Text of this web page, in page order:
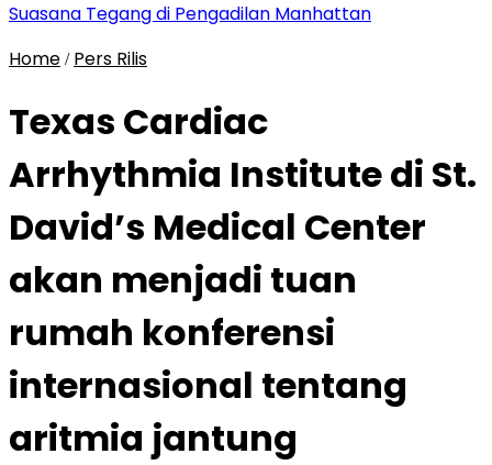
Suasana Tegang di Pengadilan Manhattan
Home / Pers Rilis
Texas Cardiac
Arrhythmia Institute di St.
David’s Medical Center
akan menjadi tuan
rumah konferensi
internasional tentang
aritmia jantung